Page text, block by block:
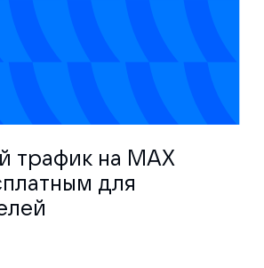
трафик на MAX
для